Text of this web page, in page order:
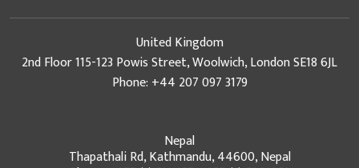
United Kingdom
2nd Floor 115-123 Powis Street, Woolwich, London SE18 6JL
Phone: +44 207 097 3179
Nepal
Thapathali Rd, Kathmandu, 44600, Nepal